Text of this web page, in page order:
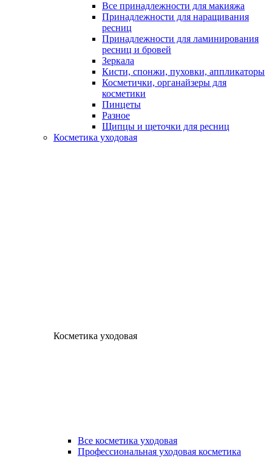
Все принадлежности для макияжа
Принадлежности для наращивания
ресниц
Принадлежности для ламинирования
ресниц и бровей
Зеркала
Кисти, спонжи, пуховки, аппликаторы
Косметички, органайзеры для
косметики
Пинцеты
Разное
Щипцы и щеточки для ресниц
Косметика уходовая
Косметика уходовая
Все косметика уходовая
Профессиональная уходовая косметика